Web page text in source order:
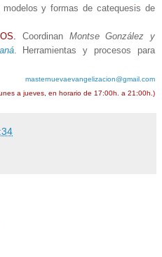
modelos y formas de catequesis de
Coordinan Montse González y
. Herramientas y procesos para
masternuevaevangelizacion@gmail.com
a jueves, en horario de 17:00h. a 21:00h.)